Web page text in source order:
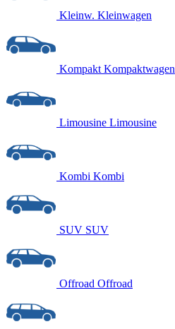
Kleinw. Kleinwagen
Kompakt Kompaktwagen
Limousine Limousine
Kombi Kombi
SUV SUV
Offroad Offroad